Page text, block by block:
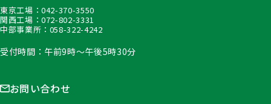
東京工場：042-370-3550
関西工場：072-802-3331
中部事業所： 058-322-4242
受付時間：午前9時〜午後5時30分
お問い合わせ